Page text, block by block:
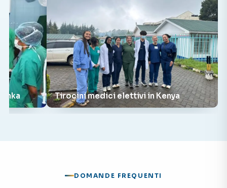
Tirocini medici elettivi in Kenya
DOMANDE FREQUENTI